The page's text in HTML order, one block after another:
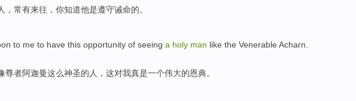
，常有来往， 你知道他是遵守诫命的。
to me to have this opportunity of seeing a holy man like the Venerable Acharn
尊者阿迦曼这么神圣的 人 ， 这对我真是一个伟大的恩典。